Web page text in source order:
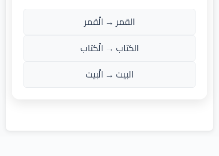
القمر → الْقمر
الكتاب → الْكتاب
البيت → الْبيت